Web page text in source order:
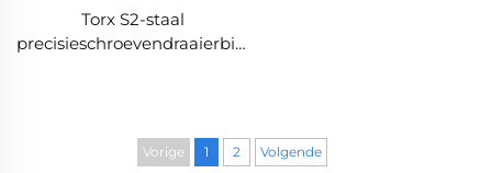
Torx S2-staal
precisieschroevendraaierbits
Vorige 1 2 Volgende